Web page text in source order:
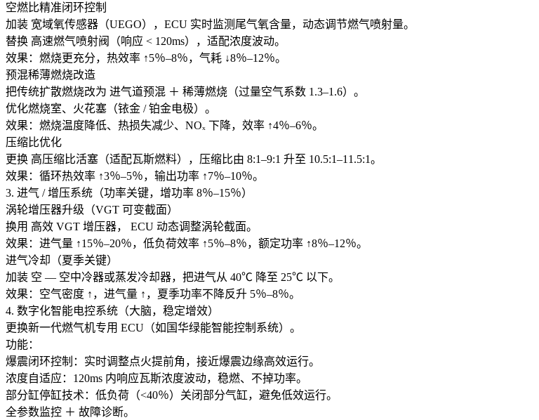
空燃比精准闭环控制
加装 宽域氧传感器（UEGO），ECU 实时监测尾气氧含量，动态调节燃气喷射量。
替换 高速燃气喷射阀（响应 < 120ms），适配浓度波动。
效果：燃烧更充分，热效率 ↑5％–8％，气耗 ↓8％–12％。
预混稀薄燃烧改造
把传统扩散燃烧改为 进气道预混 ＋ 稀薄燃烧（过量空气系数 1.3–1.6）。
优化燃烧室、火花塞（铱金 / 铂金电极）。
效果：燃烧温度降低、热损失减少、NOₓ 下降，效率 ↑4％–6％。
压缩比优化
更换 高压缩比活塞（适配瓦斯燃料），压缩比由 8:1–9:1 升至 10.5:1–11.5:1。
效果：循环热效率 ↑3％–5％，输出功率 ↑7％–10％。
3. 进气 / 增压系统（功率关键，增功率 8％–15％）
涡轮增压器升级（VGT 可变截面）
换用 高效 VGT 增压器， ECU 动态调整涡轮截面。
效果：进气量 ↑15％–20％，低负荷效率 ↑5％–8％，额定功率 ↑8％–12％。
进气冷却（夏季关键）
加装 空 — 空中冷器或蒸发冷却器，把进气从 40℃ 降至 25℃ 以下。
效果：空气密度 ↑，进气量 ↑，夏季功率不降反升 5％–8％。
4. 数字化智能电控系统（大脑，稳定增效）
更换新一代燃气机专用 ECU（如国华绿能智能控制系统）。
功能：
爆震闭环控制：实时调整点火提前角，接近爆震边缘高效运行。
浓度自适应：120ms 内响应瓦斯浓度波动，稳燃、不掉功率。
部分缸停缸技术：低负荷（<40％）关闭部分气缸，避免低效运行。
全参数监控 ＋ 故障诊断。